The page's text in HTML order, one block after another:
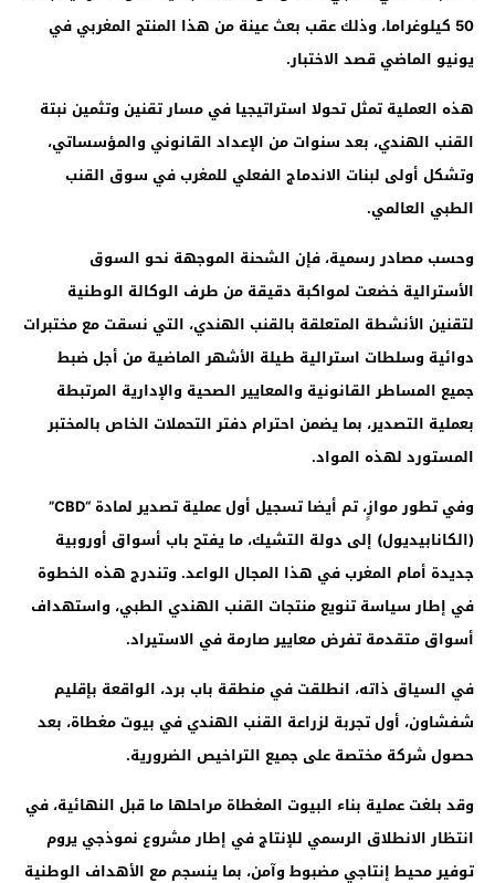
50 كيلوغراما، وذلك عقب بعث عينة من هذا المنتج المغربي في
يونيو الماضي قصد الاختبار.
هذه العملية تمثل تحولا استراتيجيا في مسار تقنين وتثمين نبتة
القنب الهندي، بعد سنوات من الإعداد القانوني والمؤسساتي،
وتشكل أولى لبنات الاندماج الفعلي للمغرب في سوق القنب
الطبي العالمي.
وحسب مصادر رسمية، فإن الشحنة الموجهة نحو السوق
الأسترالية خضعت لمواكبة دقيقة من طرف الوكالة الوطنية
لتقنين الأنشطة المتعلقة بالقنب الهندي، التي نسقت مع مختبرات
دوائية وسلطات استرالية طيلة الأشهر الماضية من أجل ضبط
جميع المساطر القانونية والمعايير الصحية والإدارية المرتبطة
بعملية التصدير، بما يضمن احترام دفتر التحملات الخاص بالمختبر
المستورد لهذه المواد.
وفي تطور موازٍ، تم أيضا تسجيل أول عملية تصدير لمادة“CBD”
(الكانابيديول) إلى دولة التشيك، ما يفتح باب أسواق أوروبية
جديدة أمام المغرب في هذا المجال الواعد. وتندرج هذه الخطوة
في إطار سياسة تنويع منتجات القنب الهندي الطبي، واستهداف
أسواق متقدمة تفرض معايير صارمة في الاستيراد.
في السياق ذاته، انطلقت في منطقة باب برد، الواقعة بإقليم
شفشاون، أول تجربة لزراعة القنب الهندي في بيوت مغطاة، بعد
حصول شركة مختصة على جميع التراخيص الضرورية.
وقد بلغت عملية بناء البيوت المغطاة مراحلها ما قبل النهائية، في
انتظار الانطلاق الرسمي للإنتاج في إطار مشروع نموذجي يروم
توفير محيط إنتاجي مضبوط وآمن، بما ينسجم مع الأهداف الوطنية